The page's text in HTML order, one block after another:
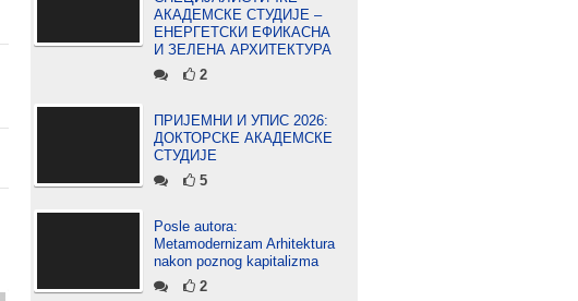
АКАДЕМСКЕ СТУДИЈЕ –
ЕНЕРГЕТСКИ ЕФИКАСНА
И ЗЕЛЕНА АРХИТЕКТУРА
2
ПРИЈЕМНИ И УПИС 2026:
ДОКТОРСКЕ АКАДЕМСКЕ
СТУДИЈЕ
5
Posle autora:
Metamodernizam Arhitektura
nakon poznog kapitalizma
2